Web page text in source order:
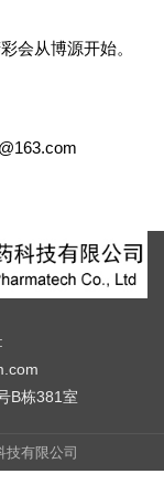
会从博源开始。
B栋381室
技有限公司